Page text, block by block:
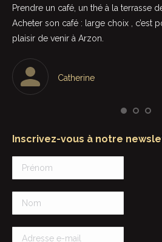
Prendre un café, un thé à la terrasse
Acheter son café : large choix , c’est
plaisir de venir à Arzon.
Catherine
Inscrivez-vous à notre